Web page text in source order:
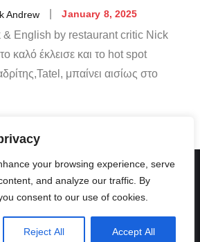
your browsing experience, serve
and analyze our traffic. By
consent to our use of cookies.
Reject All Accept All
Andrew January 8, 2025
& English by restaurant critic Nick
καλό έκλεισε και το hot spot
μπαίνει αισίως στο